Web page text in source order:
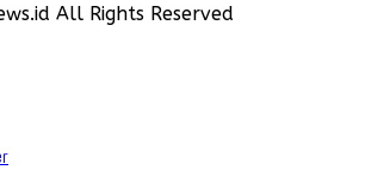
All Rights Reserved